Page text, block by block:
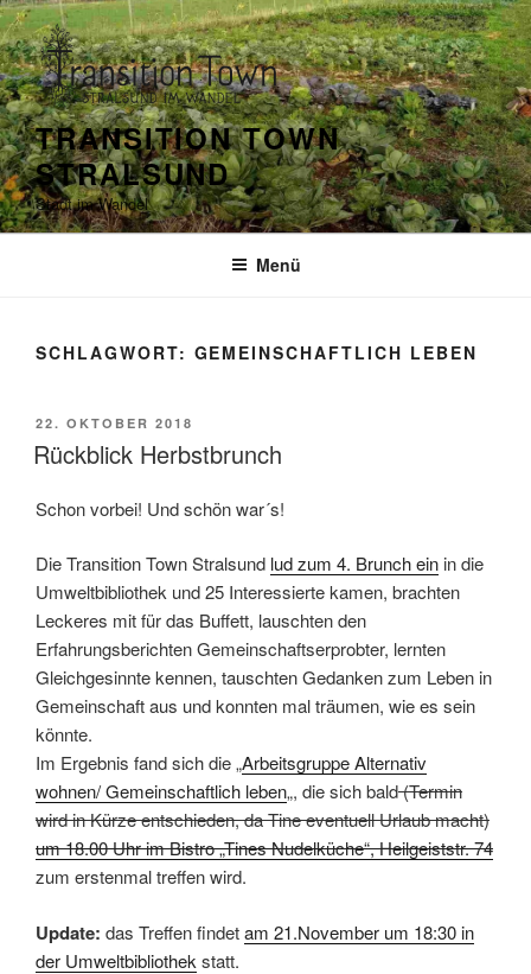
Zum
Inhalt
springen
TRANSITION TOWN
STRALSUND
Stadt im Wandel
Menü
SCHLAGWORT: GEMEINSCHAFTLICH LEBEN
VERÖFFENTLICHT
AM
22. OKTOBER 2018
Rückblick Herbstbrunch
Schon vorbei! Und schön war´s!
Die Transition Town Stralsund lud zum 4. Brunch ein in die
Umweltbibliothek und 25 Interessierte kamen, brachten
Leckeres mit für das Buffett, lauschten den
Erfahrungsberichten Gemeinschaftserprobter, lernten
Gleichgesinnte kennen, tauschten Gedanken zum Leben in
Gemeinschaft aus und konnten mal träumen, wie es sein
könnte.
Im Ergebnis fand sich die „Arbeitsgruppe Alternativ
wohnen/ Gemeinschaftlich leben„, die sich bald(Termin
wird in Kürze entschieden, da Tine eventuell Urlaub macht)
um 18.00 Uhr im Bistro „Tines Nudelküche“, Heilgeiststr. 74
zum erstenmal treffen wird.
Update: das Treffen findetam 21.November um 18:30 in
der Umweltbibliothek statt.